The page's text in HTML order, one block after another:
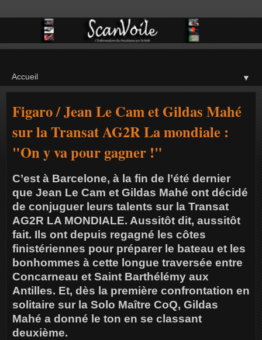
▼
Figaro / Jean Le Cam et Gildas Mahé
sur la Transat AG2R La mondiale :
"On y va pour gagner !"
C’est à Barcelone, à la fin de l’été dernier
que Jean Le Cam et Gildas Mahé ont décidé
de conjuguer leurs talents sur la Transat
AG2R LA MONDIALE. Aussitôt dit, aussitôt
fait. Ils ont depuis regagné les côtes
finistériennes pour préparer le bateau et les
bonhommes à cette longue traversée entre
Concarneau et Saint Barthélémy aux
Antilles. Et, dès la première confrontation en
solitaire sur la Solo Maître CoQ, Gildas
Mahé a donné le ton en se classant
deuxième.